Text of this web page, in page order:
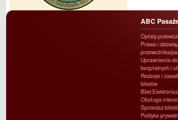
ABC
Opłaty
Prawa i
przewoźnika/
Uprawnienia
bezpłatnych i
Rodzaje i
biletów
Bilet
Obsługa
Sprzedaż
Polityka